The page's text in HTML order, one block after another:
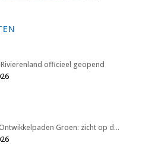
Rivierenland officieel geopend
Groen: zicht op d…